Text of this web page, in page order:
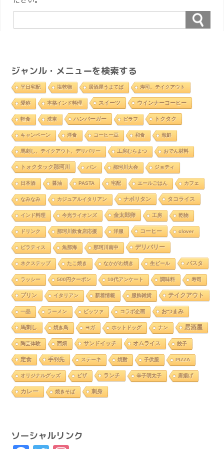
ジャンル・メニューを検索する
平日宅配 塩乾物 居酒屋うまてば 寿司、テイクアウト
愛称 本格インド料理 スイーツ ウインナーコーヒー
軽食 洗車 ハンバーガー ピラフ トクタク
キャンペーン 洋食 コーヒー豆 和食 海鮮
馬刺し、テイクアウト、デリバリー 工房むらまつ おでん材料
トォクタック那珂川 パン 那珂川大会 ジョティ
日本酒 醤油 PASTA 宅配 エールごはん カフェ
なみなみ カジュアルイタリアン ナポリタン タコライス
インド料理 今光ライオンズ 金太郎卵 工房 乾物
ドリンク 那珂川飲食店応援 洋服 コーヒー clover
ピラティス 魚那海 那珂川南中 デリバリー
ネクステップ たこ焼き なかがわ焼き 生ビール パスタ
ラッシー 500円クーポン 10代アンケート 調味料 寿司
プリン イタリアン 新着情報 服飾雑貨 テイクアウト
一品 ラーメン ピッツァ コラボ企画 おつまみ
馬刺し 焼き鳥 ヨガ ホットドッグ ナン 居酒屋
陶芸体験 西畑 サンドイッチ オムライス 餃子
定食 手羽先 ステーキ 焼酎 子供服 PIZZA
オリジナルグッズ ピザ ランチ 辛子明太子 唐揚げ
カレー 焼きそば 刺身
ソーシャルリンク